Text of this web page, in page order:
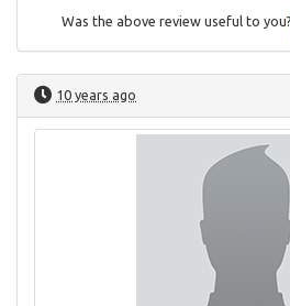
Was the above review useful to you?
10 years ago